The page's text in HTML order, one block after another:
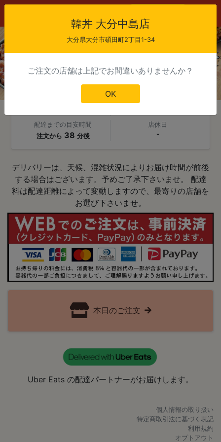
韓丼 大分中島店
大分県大分市碩田町2丁目1-34
ご注文の店舗は上記でお間違いありませんか？
OK
当日注文受付時間
配達可能時間
配達までの目安時間
注文から 38 分後
店休日
-
デリバリーは、天候、混雑状況によりお届け時間が前後
する場合はございます。予めご了承下さいませ。 配達
料は配達距離によって変動しますので、最寄りの店舗を
お選び下さいませ。
本日のご注文
Uber Eats の配達パートナーがお届けします。
個人情報の取り扱い
特定商取引法に基づく表記
利用規約
オプトアウト